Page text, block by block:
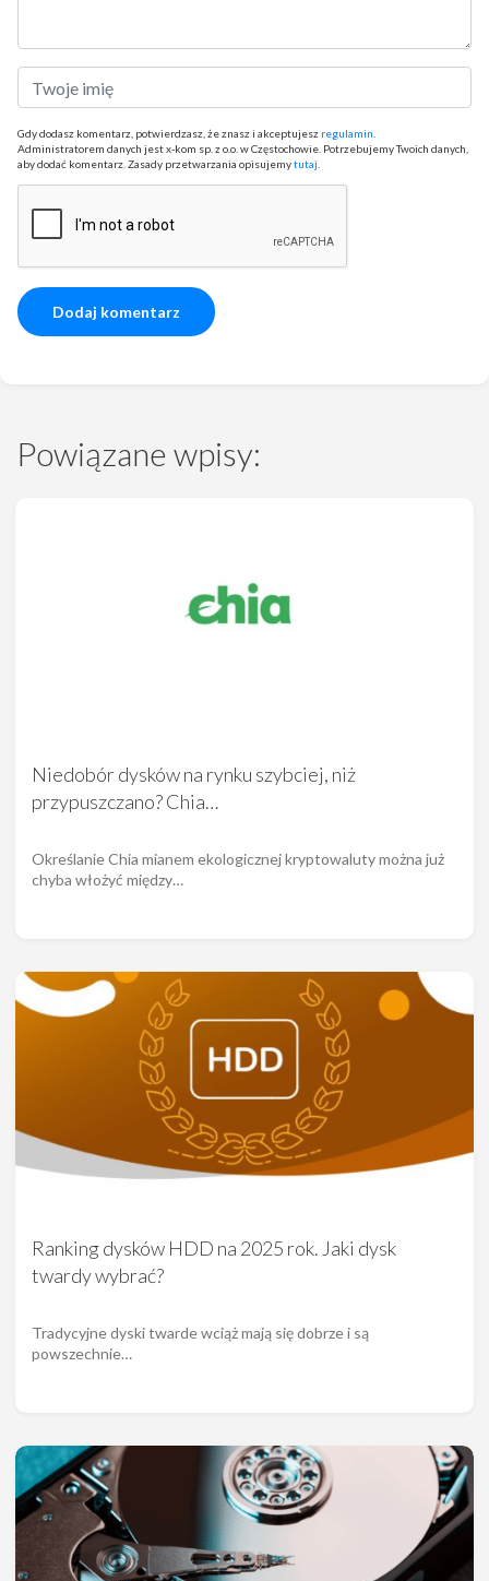
Gdy dodasz komentarz, potwierdzasz, że znasz i akceptujesz regulamin
Administratorem danych jest x-kom sp. z o.o. w Częstochowie. Potrzebujemy Twoich danych,
aby dodać komentarz. Zasady przetwarzania opisujemytutaj
Powiązane wpisy:
Niedobór dysków na rynku szybciej, niż
przypuszczano? Chia…
Określanie Chia mianem ekologicznej kryptowaluty można już
chyba włożyć między…
Ranking dysków HDD na 2025 rok. Jaki dysk
twardy wybrać?
Tradycyjne dyski twarde wciąż mają się dobrze i są
powszechnie…